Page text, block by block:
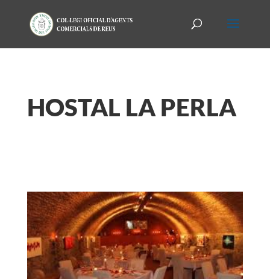
HOSTAL LA PERLA